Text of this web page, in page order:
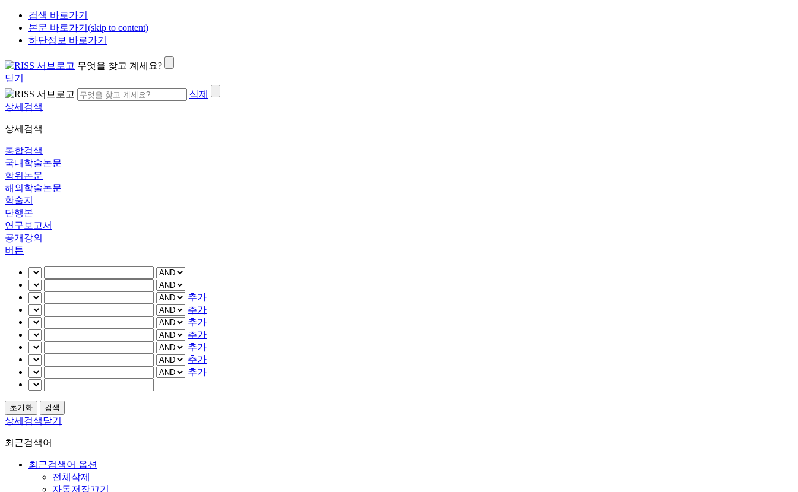
검색 바로가기
본문 바로가기(skip to content)
하단정보 바로가기
무엇을 찾고 계세요?
닫기
삭제
상세검색
상세검색
통합검색
국내학술논문
학위논문
해외학술논문
학술지
단행본
연구보고서
공개강의
버튼
추가
추가
추가
추가
추가
추가
추가
상세검색닫기
최근검색어
최근검색어 옵션
전체삭제
자동저장끄기